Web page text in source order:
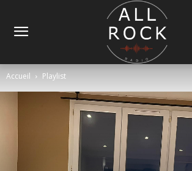
Accueil Playlist